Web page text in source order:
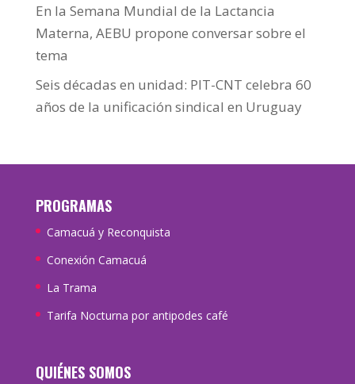
En la Semana Mundial de la Lactancia
Materna, AEBU propone conversar sobre el
tema
Seis décadas en unidad: PIT-CNT celebra 60
años de la unificación sindical en Uruguay
PROGRAMAS
Camacuá y Reconquista
Conexión Camacuá
La Trama
Tarifa Nocturna por antipodes café
QUIÉNES SOMOS